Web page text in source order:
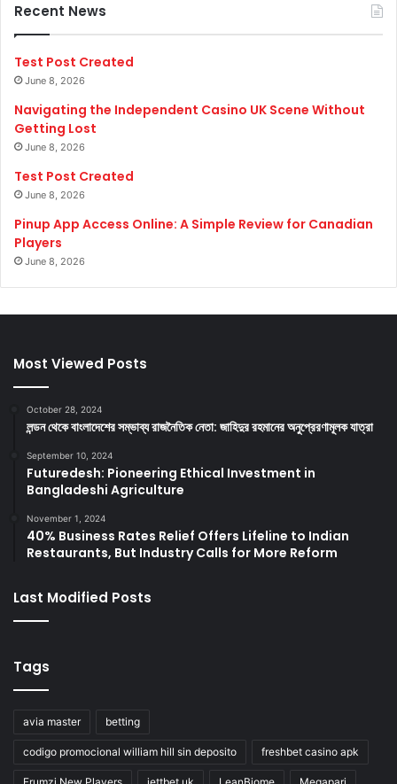
Recent News
Test Post Created
June 8, 2026
Navigating the Independent Casino UK Scene Without
Getting Lost
June 8, 2026
Test Post Created
June 8, 2026
Pinup App Access Online: A Simple Review for Canadian
Players
June 8, 2026
Most Viewed Posts
October 28, 2024
লন্ডন থেকে বাংলাদেশের সম্ভাব্য রাজনৈতিক নেতা: জাহিদুর রহমানের অনুপ্রেরণামূলক যাত্রা
September 10, 2024
Futuredesh: Pioneering Ethical Investment in
Bangladeshi Agriculture
November 1, 2024
40% Business Rates Relief Offers Lifeline to Indian
Restaurants, But Industry Calls for More Reform
Last Modified Posts
Tags
avia master betting
codigo promocional william hill sin deposito freshbet casino apk